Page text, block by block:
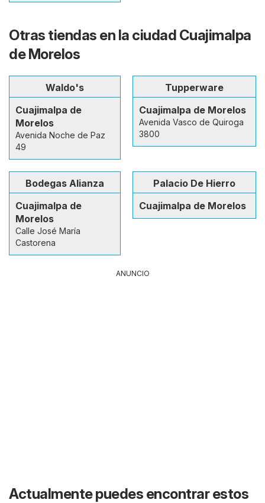
Otras tiendas en la ciudad Cuajimalpa
de Morelos
Waldo's
Cuajimalpa de
Morelos
Avenida Noche de Paz
49
Tupperware
Cuajimalpa de Morelos
Avenida Vasco de Quiroga
3800
Bodegas Alianza
Cuajimalpa de
Morelos
Calle José María
Castorena
Palacio De Hierro
Cuajimalpa de Morelos
ANUNCIO
Actualmente puedes encontrar estos